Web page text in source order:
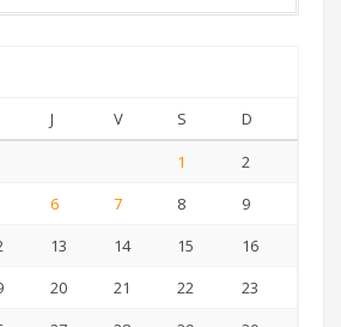
J V S
D
1
2
6 7 8
9
13 14 15
16
20 21 22
23